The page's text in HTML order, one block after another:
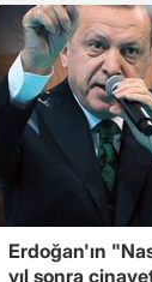
Erdoğan'ın
yıl sonra